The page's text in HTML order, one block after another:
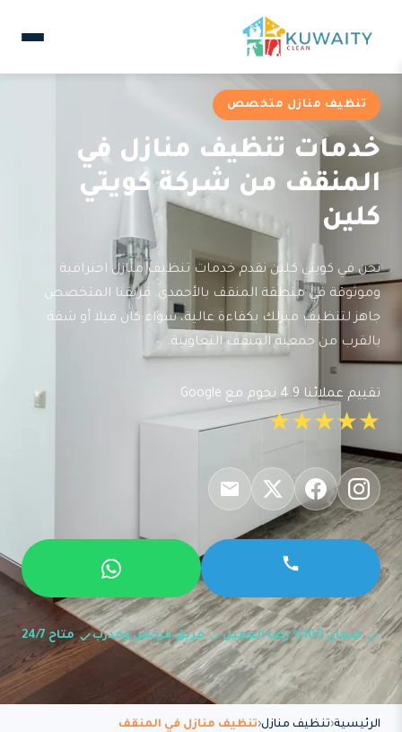
تنظيف منازل متخصص
خدمات تنظيف منازل في
المنقف من شركة كويتي
كلين
نحن في كويتي كلين نقدم خدمات تنظيف منازل احترافية
وموثوقة في منطقة المنقف بالأحمدي. فريقنا المتخصص
جاهز لتنظيف منزلك بكفاءة عالية، سواء كان فيلا أو شقة
بالقرب من جمعية المنقف التعاونية.
تقييم عملائنا 4.9 نجوم مع Google
★★★★★
ضمان 100% رضا العميل فريق مرخص ومدرب متاح 24/7
الرئيسية تنظيف منازل تنظيف منازل في المنقف